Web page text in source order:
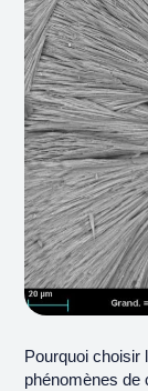
Pourquoi choisir
phénomènes de